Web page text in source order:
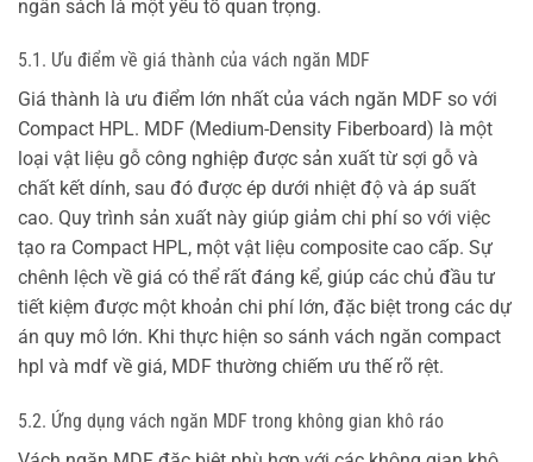
ngân sách là một yếu tố quan trọng.
5.1. Ưu điểm về giá thành của vách ngăn MDF
Giá thành là ưu điểm lớn nhất của vách ngăn MDF so với
Compact HPL. MDF (Medium-Density Fiberboard) là một
loại vật liệu gỗ công nghiệp được sản xuất từ sợi gỗ và
chất kết dính, sau đó được ép dưới nhiệt độ và áp suất
cao. Quy trình sản xuất này giúp giảm chi phí so với việc
tạo ra Compact HPL, một vật liệu composite cao cấp. Sự
chênh lệch về giá có thể rất đáng kể, giúp các chủ đầu tư
tiết kiệm được một khoản chi phí lớn, đặc biệt trong các dự
án quy mô lớn. Khi thực hiện so sánh vách ngăn compact
hpl và mdf về giá, MDF thường chiếm ưu thế rõ rệt.
5.2. Ứng dụng vách ngăn MDF trong không gian khô ráo